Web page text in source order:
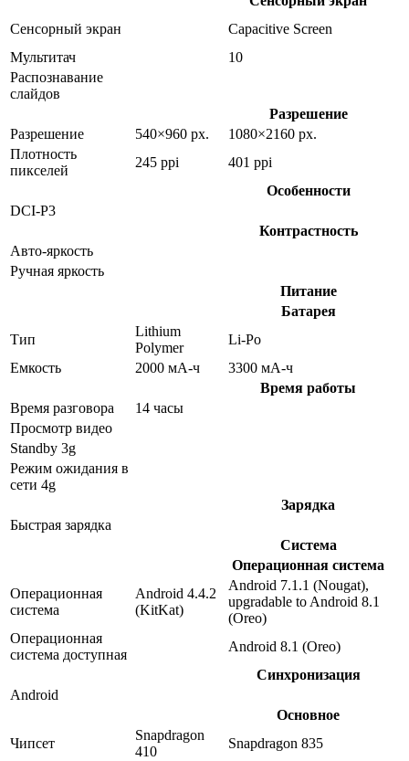
Сенсорный экран
Capacitive Screen
Мультитач
10
Распознавание
слайдов
Разрешение
Разрешение
540×960 px.
1080×2160 px.
Плотность
пикселей
245 ppi
401 ppi
Особенности
DCI-P3
Контрастность
Авто-яркость
Ручная яркость
Питание
Батарея
Тип
Lithium
Polymer
Li-Po
Емкость
2000 мА-ч
3300 мА-ч
Время работы
Время разговора
14 часы
Просмотр видео
Standby 3g
Режим ожидания в
сети 4g
Зарядка
Быстрая зарядка
Система
Операционная система
Операционная
система
Android 4.4.2
(KitKat)
Android 7.1.1 (Nougat),
upgradable to Android 8.1
(Oreo)
Операционная
система доступная
Android 8.1 (Oreo)
Синхронизация
Android
Основное
Чипсет
Snapdragon
410
Snapdragon 835